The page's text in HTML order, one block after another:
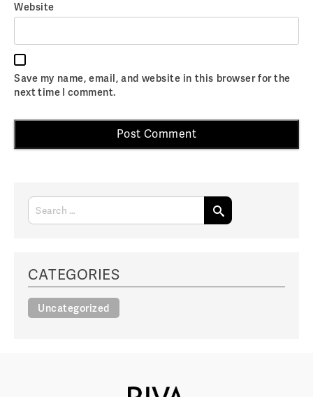
Website
Save my name, email, and website in this browser for the
next time I comment.
CATEGORIES
Uncategorized